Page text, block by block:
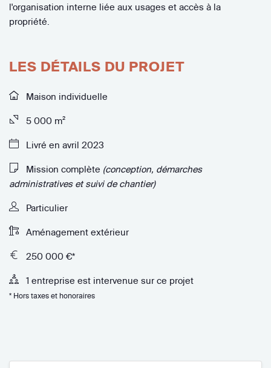
l'organisation interne liée aux usages et accès à la
propriété.
LES DÉTAILS DU PROJET
Maison individuelle
5 000 m²
Livré en avril 2023
Mission complète (conception, démarches
administratives et suivi de chantier)
Particulier
Aménagement extérieur
250 000 €*
1 entreprise est intervenue sur ce projet
* Hors taxes et honoraires